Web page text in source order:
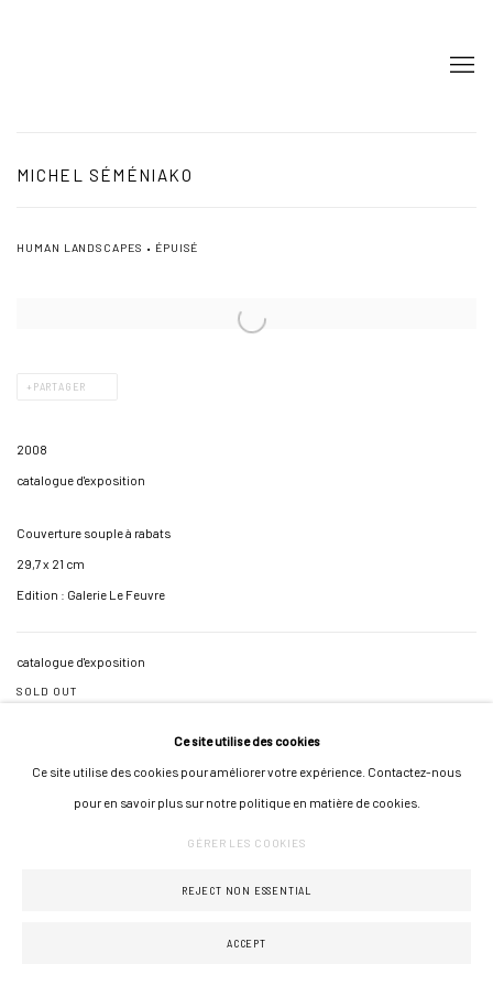
MICHEL SÉMÉNIAKO
HUMAN LANDSCAPES • ÉPUISÉ
PARTAGER
2008
catalogue d'exposition
Couverture souple à rabats
29,7 x 21 cm
Edition : Galerie Le Feuvre
catalogue d'exposition
SOLD OUT
COPYRIGHT © 2026 GALERIE JONATHAN ROZE UN SITE ARTLOGIC
Ce site utilise des cookies
Ce site utilise des cookies pour améliorer votre expérience. Contactez-nous
pour en savoir plus sur notre politique en matière de cookies.
GÉRER LES COOKIES
REJECT NON ESSENTIAL
ACCEPT